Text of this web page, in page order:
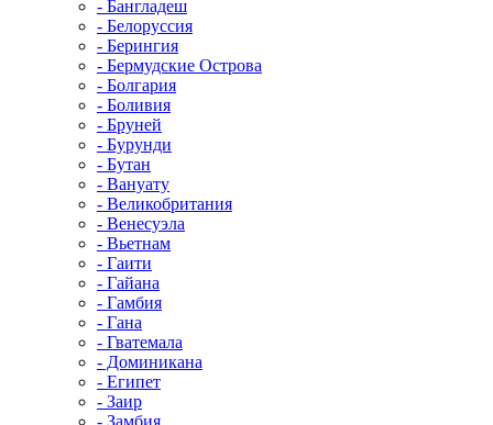
- Бангладеш
- Белоруссия
- Берингия
- Бермудские Острова
- Болгария
- Боливия
- Бруней
- Бурунди
- Бутан
- Вануату
- Великобритания
- Венесуэла
- Вьетнам
- Гаити
- Гайана
- Гамбия
- Гана
- Гватемала
- Доминикана
- Египет
- Заир
- Замбия